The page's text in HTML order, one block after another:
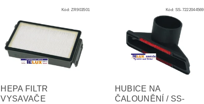
Kód: ZR903501
HEPA FILTR
VYSAVAČE
Kód: SS-7222044569
HUBICE NA
ČALOUNĚNÍ / SS-